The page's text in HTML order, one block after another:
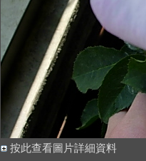
按此查看圖片詳細資料